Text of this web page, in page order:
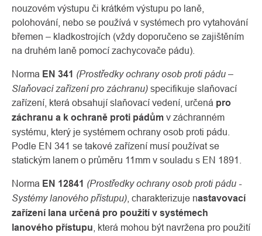
O
nás
nouzovém výstupu či krátkém výstupu po laně,
polohování, nebo se používá v systémech pro vytahování
břemen – kladkostrojích (vždy doporučeno se zajištěním
na druhém laně pomocí zachycovače pádu).
Norma EN 341 (Prostředky ochrany osob proti pádu –
Slaňovací zařízení pro záchranu) specifikuje slaňovací
zařízení, která obsahují slaňovací vedení, určená pro
záchranu a k ochraně proti pádům v záchranném
systému, který je systémem ochrany osob proti pádu.
Podle EN 341 se takové zařízení musí používat se
statickým lanem o průměru 11mm v souladu s EN 1891.
Norma EN 12841 (Prostředky ochrany osob proti pádu -
Systémy lanového přístupu) , charakterizuje nastavovací
zařízení lana určená pro použití v systémech
lanového přístupu , která mohou být navržena pro použití